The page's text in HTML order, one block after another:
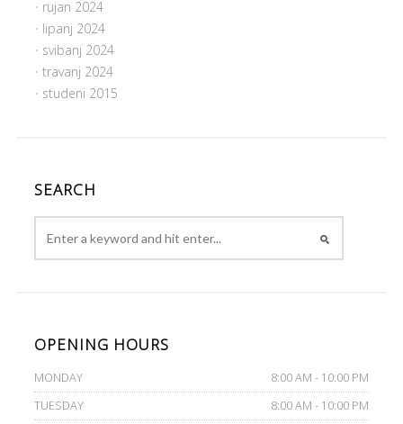
rujan 2024
lipanj 2024
svibanj 2024
travanj 2024
studeni 2015
SEARCH
OPENING HOURS
MONDAY
8:00 AM - 10:00 PM
TUESDAY
8:00 AM - 10:00 PM